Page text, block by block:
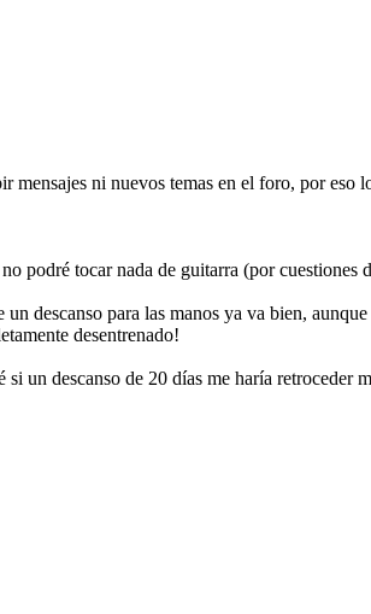
mensajes ni nuevos temas en el foro, por eso
podré tocar nada de guitarra (por
descanso para las manos ya va bien,
desentrenado!
un descanso de 20 días me haría retroceder